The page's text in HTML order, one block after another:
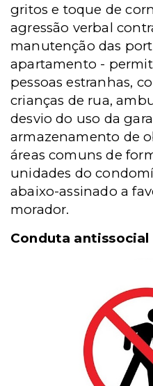
gritos e toque de
agressão verbal
manutenção das
apartamento -
pessoas estranhas,
crianças de rua,
desvio do uso da
armazenamento de
áreas comuns de
unidades do
abaixo-assinado a
morador.
Conduta antissocial